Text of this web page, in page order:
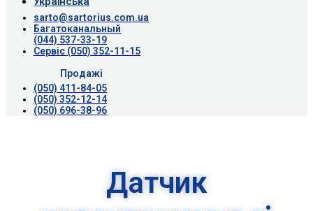
sarto@sartorius.com.ua
Багатоканальный
(044) 537-33-19
Сервіс (050) 352-11-15
Продажі
(050) 411-84-05
(050) 352-12-14
(050) 696-38-96
Датчик